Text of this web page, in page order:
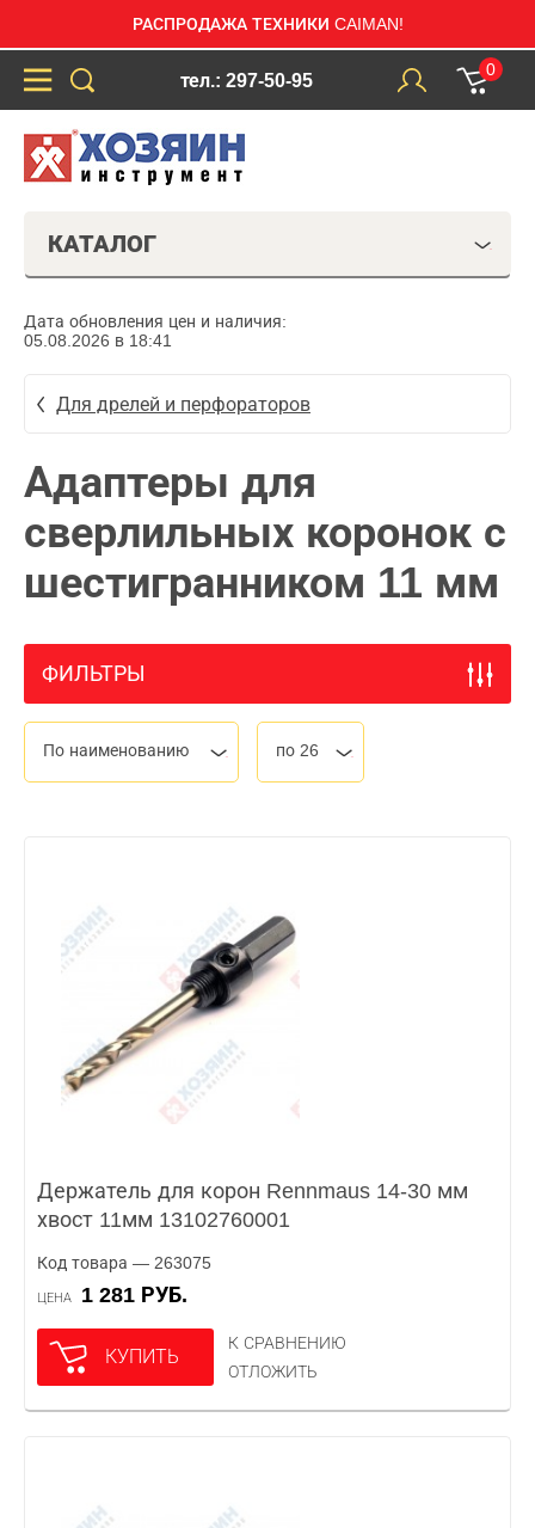
РАСПРОДАЖА ТЕХНИКИ CAIMAN!
тел.: 297-50-95
0
КАТАЛОГ
Дата обновления цен и наличия:
05.08.2026 в 18:41
Для дрелей и перфораторов
Адаптеры для
сверлильных коронок с
шестигранником 11 мм
ФИЛЬТРЫ
По наименованию по 26
Держатель для корон Rennmaus 14-30 мм
хвост 11мм 13102760001
Код товара — 263075
ЦЕНА 1 281 РУБ.
КУПИТЬ
К СРАВНЕНИЮ
ОТЛОЖИТЬ